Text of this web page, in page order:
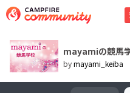
mayamiの競馬
bymayami_keiba